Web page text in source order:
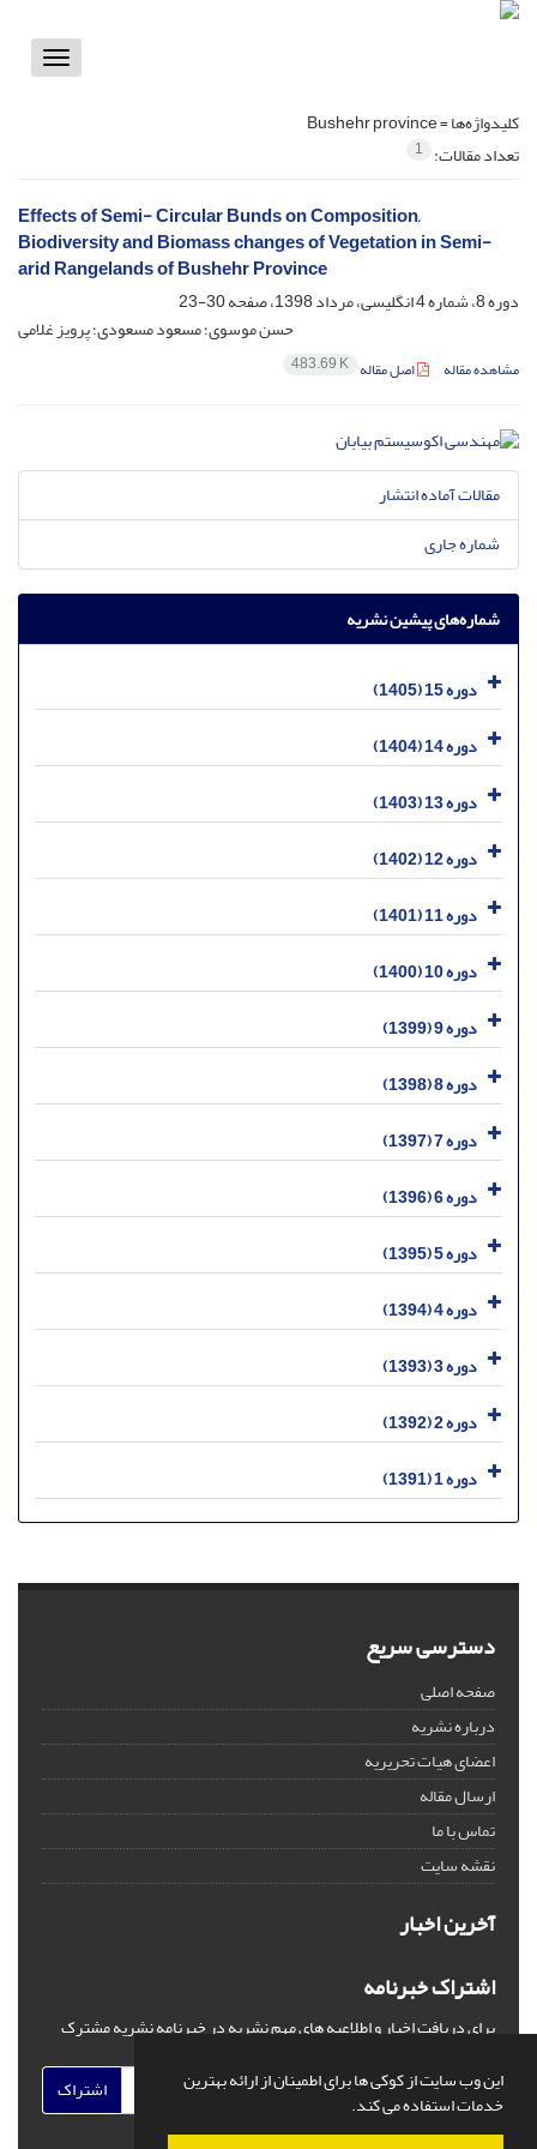
این وب سایت از کوکی ها برای اطمینان از ارائه بهترین
خدمات استفاده می کند.
Toggle
کلیدواژه‌ها =Bushehr province
تعداد مقالات: 1
Effects of Semi- Circular Bunds on Composition,
Biodiversity and Biomass changes of Vegetation in Semi-
arid Rangelands of Bushehr Province
دوره 8، شماره 4 انگلیسی، مرداد 1398، صفحه
30-23
حسن موسوی؛ مسعود مسعودی؛ پرویز غلامی
مشاهده مقاله اصل مقاله 483.69 K
مقالات آماده انتشار
شماره جاری
شماره‌های پیشین نشریه
دوره 15 (1405)
دوره 14 (1404)
دوره 13 (1403)
دوره 12 (1402)
دوره 11 (1401)
دوره 10 (1400)
دوره 9 (1399)
دوره 8 (1398)
دوره 7 (1397)
دوره 6 (1396)
دوره 5 (1395)
دوره 4 (1394)
دوره 3 (1393)
دوره 2 (1392)
دوره 1 (1391)
دسترسی سریع
صفحه اصلی
درباره نشریه
اعضای هیات تحریریه
ارسال مقاله
تماس با ما
نقشه سایت
آخرین اخبار
اشتراک خبرنامه
برای دریافت اخبار و اطلاعیه های مهم نشریه در خبرنامه نشریه مشترک
اشتراک